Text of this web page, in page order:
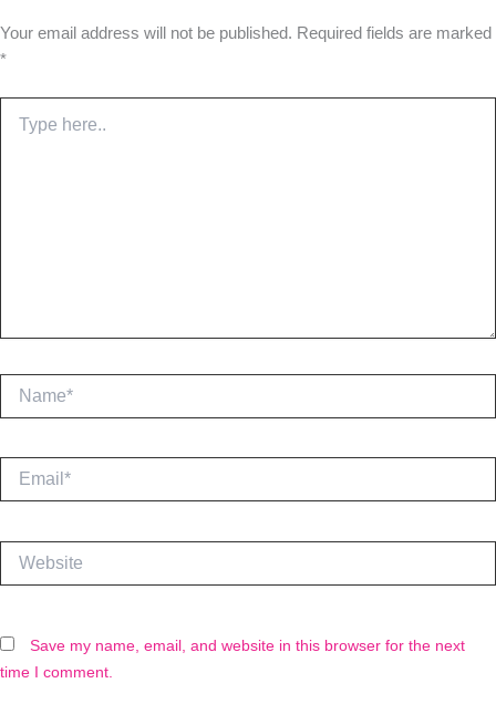
Your email address will not be published. Required fields are marked
*
here..
Email*
Save my name, email, and website in this browser for the next
time I comment.